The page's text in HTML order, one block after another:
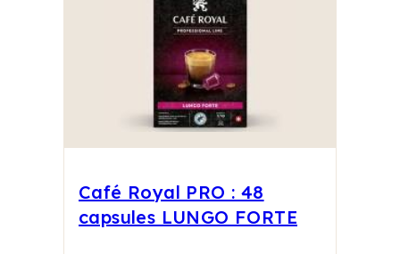
Café Royal PRO : 48
capsules LUNGO FORTE